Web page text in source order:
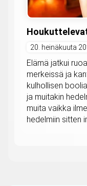
20. heinäkuuta
Elämä jatkui
merkeissä ja
kulhollisen
ja muitakin
muita vaikka
hedelmiin sitten